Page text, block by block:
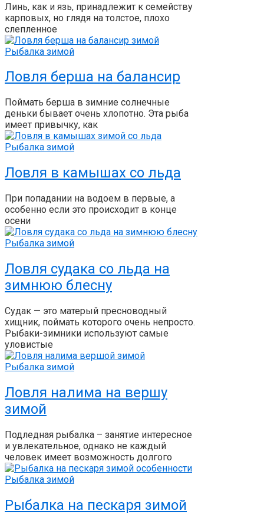
Линь, как и язь, принадлежит к семейству
карповых, но глядя на толстое, плохо
слепленное
Рыбалка зимой
Ловля берша на балансир
Поймать берша в зимние солнечные
деньки бывает очень хлопотно. Эта рыба
имеет привычку, как
Рыбалка зимой
Ловля в камышах со льда
При попадании на водоем в первые, а
особенно если это происходит в конце
осени
Рыбалка зимой
Ловля судака со льда на
зимнюю блесну
Судак — это матерый пресноводный
хищник, поймать которого очень непросто.
Рыбаки-зимники используют самые
уловистые
Рыбалка зимой
Ловля налима на вершу
зимой
Подледная рыбалка – занятие интересное
и увлекательное, однако не каждый
человек имеет возможность долгого
Рыбалка зимой
Рыбалка на пескаря зимой